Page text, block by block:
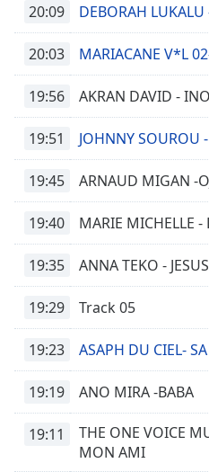
Font
Family
Close
Modal
Dialog
dialog
20:09 DEBORAH
20:03 MARIACANE V*L
19:56 AKRAN DAVID -
19:51 JOHNNY SOUROU
19:45 ARNAUD MIGAN -
19:40 MARIE MICHELLE -
19:35 ANNA TEKO -
19:29 Track 05
19:23 ASAPH DU CIEL-
19:19 ANO MIRA -BABA
19:11
THE ONE VOICE
MON AMI